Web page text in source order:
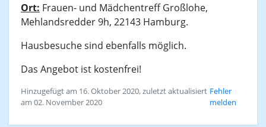
Ort: Frauen- und Mädchentreff Großlohe,
Mehlandsredder 9h, 22143 Hamburg.
Hausbesuche sind ebenfalls möglich.
Das Angebot ist kostenfrei!
Hinzugefügt am 16. Oktober 2020, zuletzt aktualisiert
am 02. November 2020
Fehler
melden